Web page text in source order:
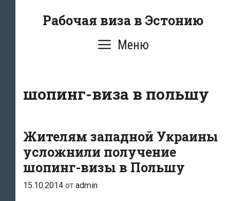
Рабочая виза в Эстонию
Меню
шопинг-виза в польшу
Жителям западной Украины
усложнили получение
шопинг-визы в Польшу
15.10.2014 от admin